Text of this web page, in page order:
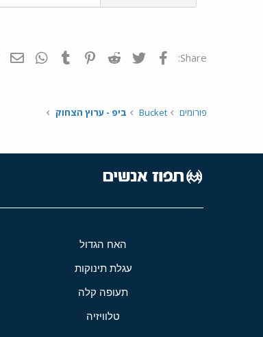
Share: פייסבוק Twitter
Reddit
Pinterest
Tumblr
פורומים Bucket ביפ - ערוץ הצחוק
האח הגדול
עגלת תינוקות
תעופה קלה
טלוויזיה